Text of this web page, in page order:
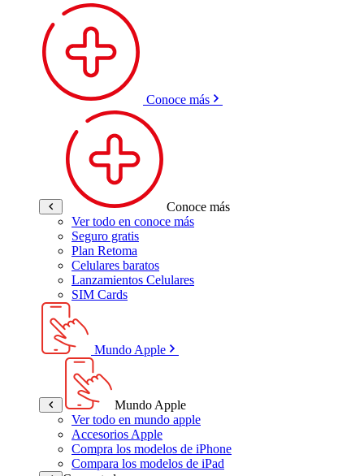
Conoce más
Conoce más
Ver todo en conoce más
Seguro gratis
Plan Retoma
Celulares baratos
Lanzamientos Celulares
SIM Cards
Mundo Apple
Mundo Apple
Ver todo en mundo apple
Accesorios Apple
Compra los modelos de iPhone
Compara los modelos de iPad